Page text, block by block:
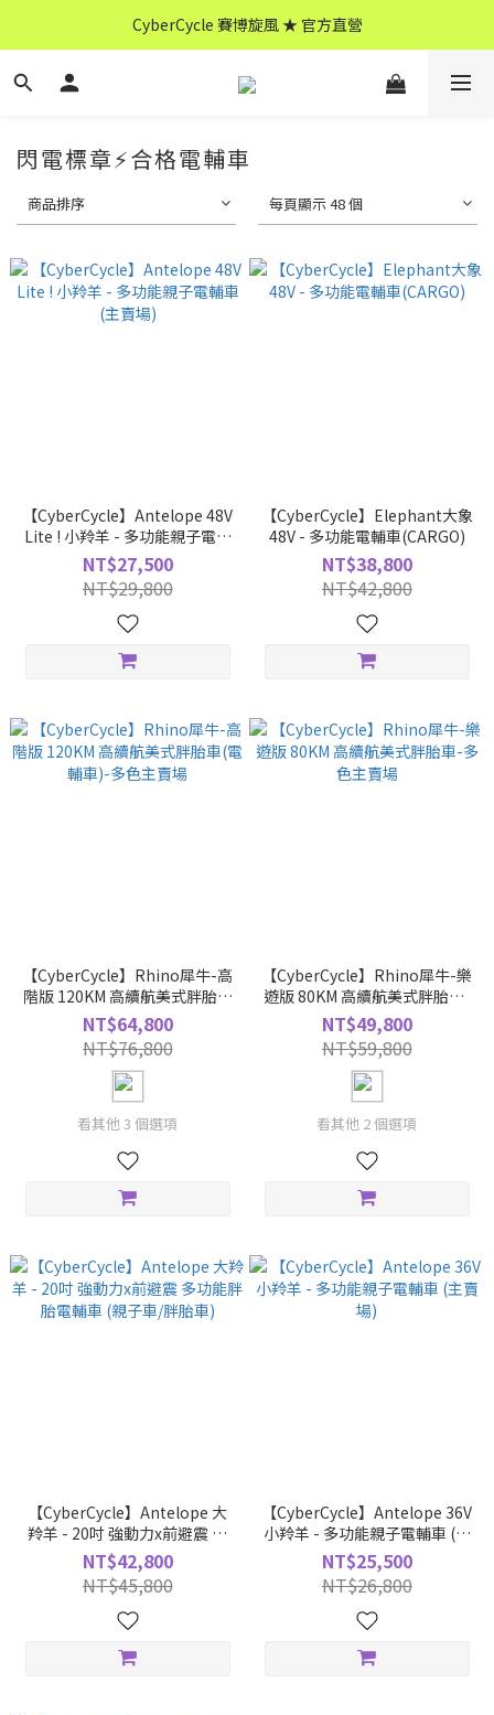
CyberCycle 賽博旋風 ★ 官方直營
CyberCycle 賽博旋風 ★ 官方直營
↖ 全館消費滿 $599 免運 ↘
閃電標章⚡合格電輔車
商品排序 每頁顯示 48 個
【CyberCycle】Antelope 48V
Lite ! 小羚羊 - 多功能親子電輔
車 (主賣場)
NT$27,500
NT$29,800
【CyberCycle】Elephant大象
48V - 多功能電輔車(CARGO)
NT$38,800
NT$42,800
【CyberCycle】Rhino犀牛-高
階版 120KM 高續航美式胖胎車
(電輔車)-多色主賣場
NT$64,800
NT$76,800
看其他 3 個選項
【CyberCycle】Rhino犀牛-樂
遊版 80KM 高續航美式胖胎車-
多色主賣場
NT$49,800
NT$59,800
看其他 2 個選項
【CyberCycle】Antelope 大
羚羊 - 20吋 強動力x前避震 多
功能胖胎電輔車 (親子車/胖胎
車)
NT$42,800
NT$45,800
【CyberCycle】Antelope 36V
小羚羊 - 多功能親子電輔車 (主
賣場)
NT$25,500
NT$26,800